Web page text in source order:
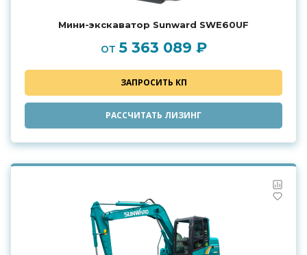
Мини-экскаватор Sunward SWE60UF
от5 363 089 ₽
ЗАПРОСИТЬ КП
РАССЧИТАТЬ ЛИЗИНГ